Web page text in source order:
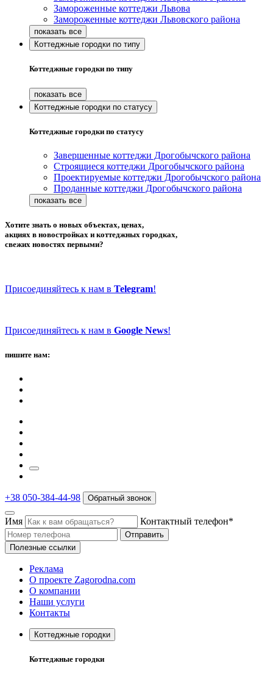
Замороженные коттеджи Львова
Замороженные коттеджи Львовского района
Коттеджные городки по типу
Коттеджные городки по типу
Коттеджные городки по статусу
Коттеджные городки по статусу
Завершенные коттеджи Дрогобычского района
Строящиеся коттеджи Дрогобычского района
Проектируемые коттеджи Дрогобычского района
Проданные коттеджи Дрогобычского района
Хотите знать о новых объектах, ценах,
акциях в новостройках и коттеджных городках,
свежих новостях первыми?
Присоединяйтесь к нам в Telegram!
Присоединяйтесь к нам в Google News!
пишите нам:
+38 050-384-44-98 Обратный звонок
Имя Контактный телефон*
Отправить
Полезные ссылки
Реклама
О проекте Zagorodna.com
О компании
Наши услуги
Контакты
Коттеджные городки
Коттеджные городки